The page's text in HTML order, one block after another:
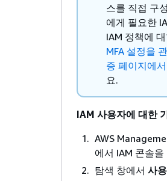
스를 직접 구
에게 필요한
IAM 정책에
MFA 설정을
증 페이지에
요.
IAM 사용자에 대한
AWS
에서 IAM 콘솔을
탐색 창에서 사